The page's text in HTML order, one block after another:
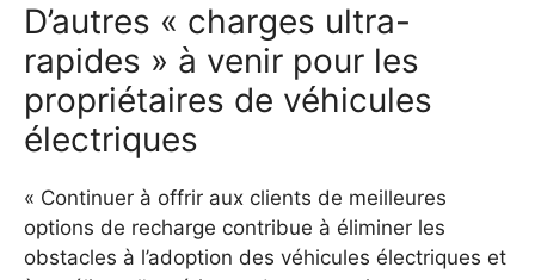
D’autres « charges ultra-
rapides » à venir pour les
propriétaires de véhicules
électriques
« Continuer à offrir aux clients de meilleures
options de recharge contribue à éliminer les
obstacles à l’adoption des véhicules électriques et